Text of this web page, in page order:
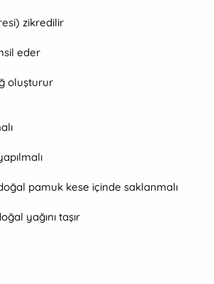
zikredilir
eder
oluşturur
pamuk kese içinde saklanmalı
yağını taşır